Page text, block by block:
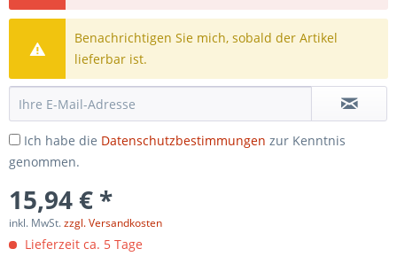
Benachrichtigen Sie mich, sobald der Artikel
lieferbar ist.
Ich habe die Datenschutzbestimmungen zur Kenntnis
genommen.
15,94 € *
inkl. MwSt.zzgl. Versandkosten
Lieferzeit ca. 5 Tage